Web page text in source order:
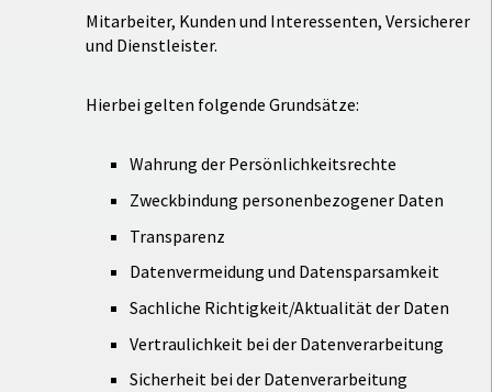
Mitarbeiter, Kunden und Interessenten, Versicherer
und Dienstleister.
Hierbei gelten folgende Grundsätze:
Wahrung der Persönlichkeitsrechte
Zweckbindung personenbezogener Daten
Transparenz
Datenvermeidung und Datensparsamkeit
Sachliche Richtigkeit/Aktualität der Daten
Vertraulichkeit bei der Datenverarbeitung
Sicherheit bei der Datenverarbeitung